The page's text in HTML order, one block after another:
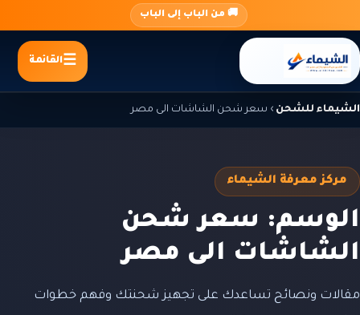
المحتوى
🚚 من الباب إلى الباب
القائمة
الشيماء للشحن › سعر شحن الشاشات الى مصر
مركز معرفة الشيماء
الوسم: سعر شحن
الشاشات الى مصر
مقالات ونصائح تساعدك على تجهيز شحنتك وفهم خطوات